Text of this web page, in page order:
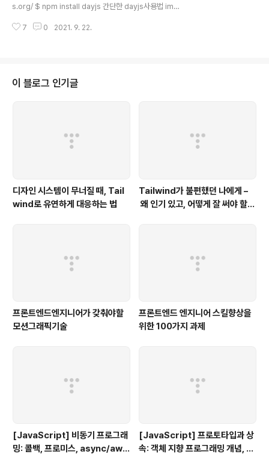
s.org/ $ npm install dayjs 간단한 dayjs사용법 imp
9-03-01') // 2019-03-01일자 dayjs 객체 할당 dayj
jsDate.add(1, 'day') // 1일 추가 console.log(dayjs
Date.format('YYYY-MM-DD')) // '2019-03-02' uti
7 0 2021. 9. 22.
이 블로그 인기글
디자인 시스템이 무너질 때, Tail
wind로 유연하게 대응하는 법
Tailwind가 불편했던 나에게 –
왜 인기 있고, 어떻게 잘 써야 할
프론트엔드엔지니어가 갖춰야할
모션그래픽기술
프론트엔드 엔지니어 스킬향상을
위한 100가지 과제
[JavaScript] 비동기 프로그래
밍: 콜백, 프로미스, async/awai
[JavaScript] 프로토타입과 상
속: 객체 지향 프로그래밍 개념, 프